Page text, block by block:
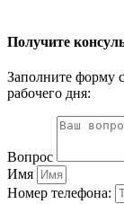
Получите
Заполните форму
рабочего дня:
Вопрос
Имя
Номер телефона: